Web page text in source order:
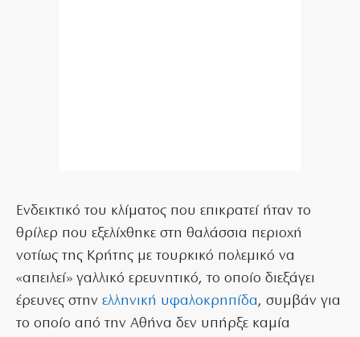
Ενδεικτικό του κλίματος που επικρατεί ήταν το
θρίλερ που εξελίχθηκε στη θαλάσσια περιοχή
νοτίως της Κρήτης με τουρκικό πολεμικό να
«απειλεί» γαλλικό ερευνητικό, το οποίο διεξάγει
έρευνες στην ελληνική υφαλοκρηπίδα, συμβάν για
το οποίο από την Αθήνα δεν υπήρξε καμία